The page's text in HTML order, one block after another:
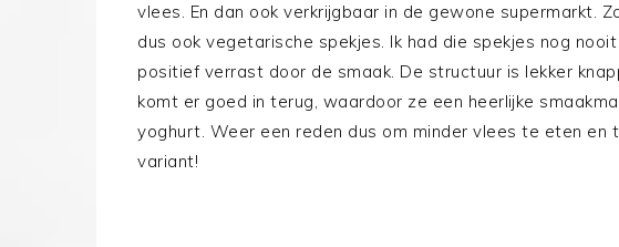
vlees. En dan ook verkrijgbaar in de gewone supermarkt.
dus ook vegetarische spekjes. Ik had die spekjes nog
positief verrast door de smaak. De structuur is lekker
komt er goed in terug, waardoor ze een heerlijke
yoghurt. Weer een reden dus om minder vlees te eten en
variant!